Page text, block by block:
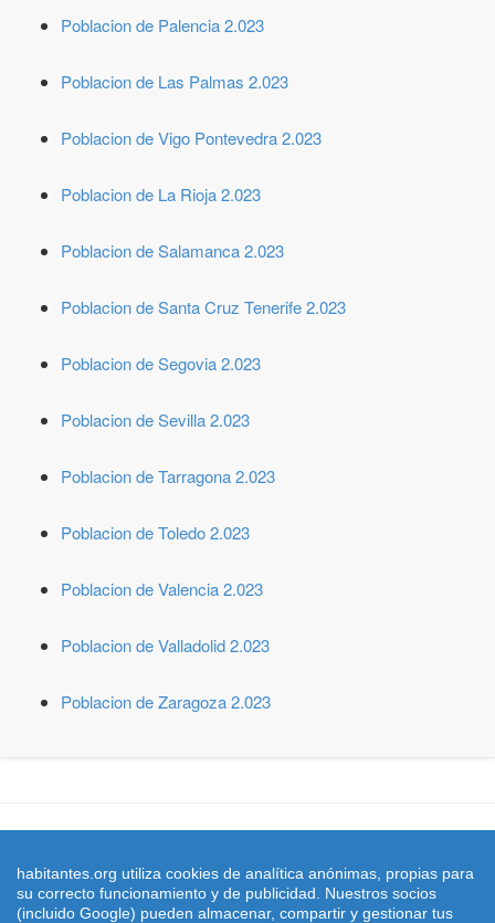
Poblacion de Palencia 2.023
Poblacion de Las Palmas 2.023
Poblacion de Vigo Pontevedra 2.023
Poblacion de La Rioja 2.023
Poblacion de Salamanca 2.023
Poblacion de Santa Cruz Tenerife 2.023
Poblacion de Segovia 2.023
Poblacion de Sevilla 2.023
Poblacion de Tarragona 2.023
Poblacion de Toledo 2.023
Poblacion de Valencia 2.023
Poblacion de Valladolid 2.023
Poblacion de Zaragoza 2.023
© 2026 habitantes.org. Censo de Poblacion con el padron y
y municipios
Cifras de poblacion referidas al 01/01/2022 publicadas en el BOE nº
habitantes.org utiliza cookies de analítica anónimas, propias para
su correcto funcionamiento y de publicidad. Nuestros socios
(incluido Google) pueden almacenar, compartir y gestionar tus